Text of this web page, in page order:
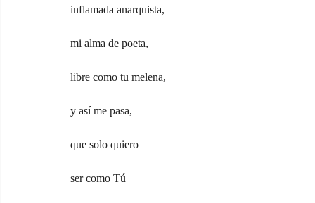
inflamada anarquista,
mi alma de poeta,
libre como tu melena,
y así me pasa,
que solo quiero
ser como Tú